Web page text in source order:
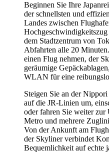
Beginnen Sie Ihre
der schnellsten und
Landes zwischen
dem Stadtzentrum von
Abfahrten alle 20
einen Flug nehmen, der
geräumige
WLAN für eine
Steigen Sie an der
auf die JR-Linien um,
oder fahren Sie weiter
Metro und mehrere
Von der Ankunft am
der Skyliner verbindet
Bequemlichkeit auf echte